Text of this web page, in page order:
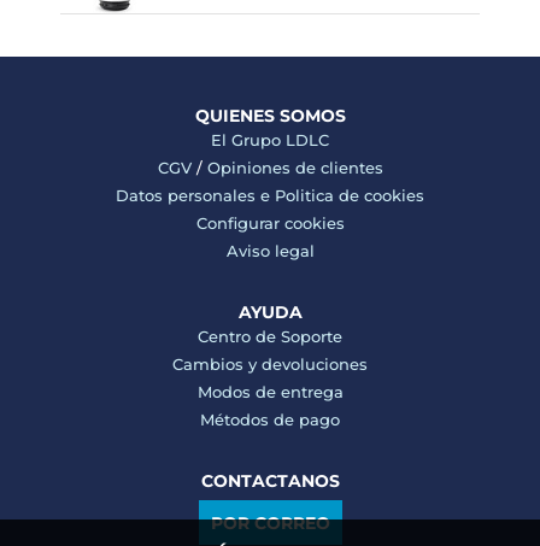
QUIENES SOMOS
El Grupo LDLC
CGV/ Opiniones de clientes
Datos personales e Politica de cookies
Configurar cookies
Aviso legal
AYUDA
Centro de Soporte
Cambios y devoluciones
Modos de entrega
Métodos de pago
CONTACTANOS
POR CORREO